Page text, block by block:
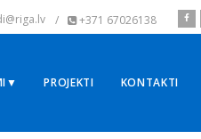
/ +371 67026138
PROJEKTI KONTAKTI